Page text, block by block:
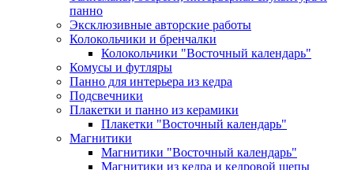
панно
Эксклюзивные авторские работы
Колокольчики и бренчалки
Колокольчики "Восточный календарь"
Комусы и футляры
Панно для интерьера из кедра
Подсвечники
Плакетки и панно из керамики
Плакетки "Восточный календарь"
Магнитики
Магнитики "Восточный календарь"
Магнитики из кедра и кедровой щепы